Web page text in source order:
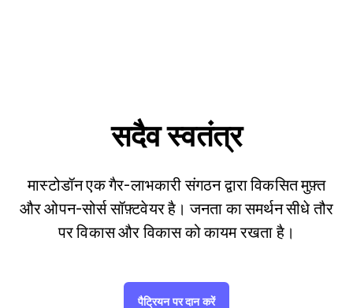
सदैव स्वतंत्र
मास्टोडॉन एक गैर-लाभकारी संगठन द्वारा विकसित मुफ़्त
और ओपन-सोर्स सॉफ़्टवेयर है। जनता का समर्थन सीधे तौर
पर विकास और विकास को कायम रखता है।
पैट्रियन पर दान करें